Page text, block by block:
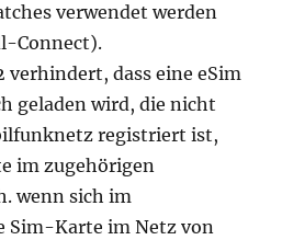
verwendet werden
Connect).
verhindert, dass eine eSim
geladen wird, die nicht
registriert ist,
im zugehörigen
wenn sich im
Sim-Karte im Netz von